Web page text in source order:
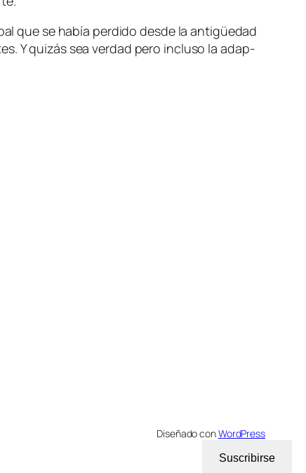
que se ha­bía per­di­do des­de la an­ti­güe­dad
Y qui­zás sea ver­dad pe­ro in­clu­so la adap­
Diseñado conWordPress
Suscribirse